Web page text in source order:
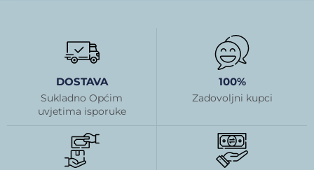
DOSTAVA
Sukladno Općim
uvjetima isporuke
100%
Zadovoljni kupci